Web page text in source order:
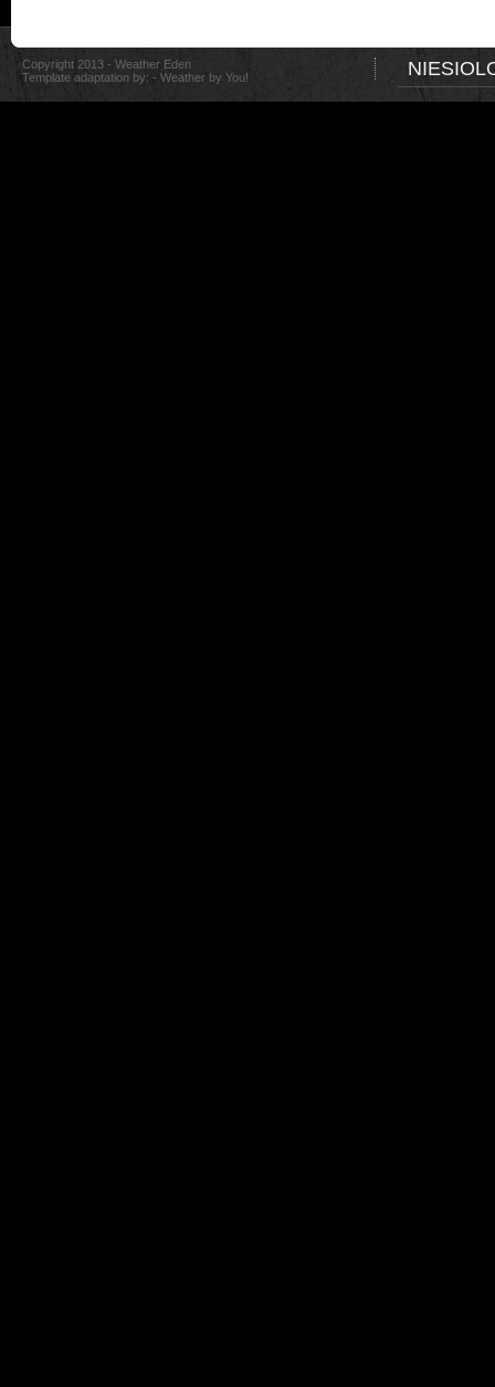
Copyright 2013 - Weather Eden
Template adaptation by: - Weather by You!